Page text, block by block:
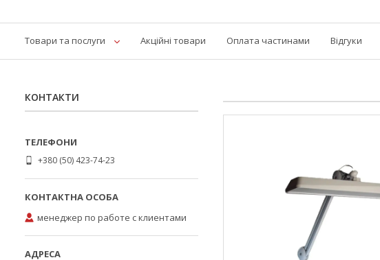
Товари та послуги Акційні товари Оплата частинами Відгуки
КОНТАКТИ
+380 (50) 423-74-23
менеджер по работе с клиентами